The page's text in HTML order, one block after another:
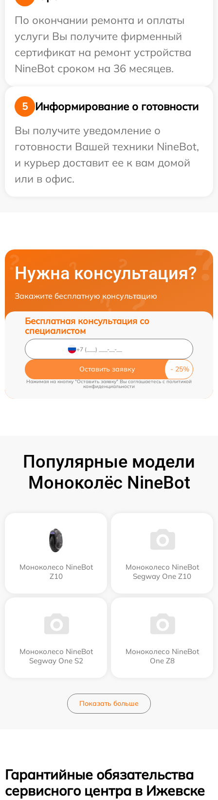
По окончании ремонта и оплаты
услуги Вы получите фирменный
сертификат на ремонт устройства
NineBot сроком на 36 месяцев.
5
Информирование о готовности
Вы получите уведомление о
готовности Вашей техники NineBot,
и курьер доставит ее к вам домой
или в офис.
Нужна консультация?
Закажите бесплатную консультацию
Бесплатная консультация со
специалистом
Оставить заявку
Нажимая на кнопку "Оставить заявку" Вы соглашаетесь c политикой
конфиденциальности
Популярные модели
Моноколёс NineBot
Моноколесо NineBot
Z10
Моноколесо NineBot
Segway One Z10
Моноколесо NineBot
Segway One S2
Моноколесо NineBot
One Z8
Показать больше
Гарантийные обязательства
сервисного центра в Ижевске